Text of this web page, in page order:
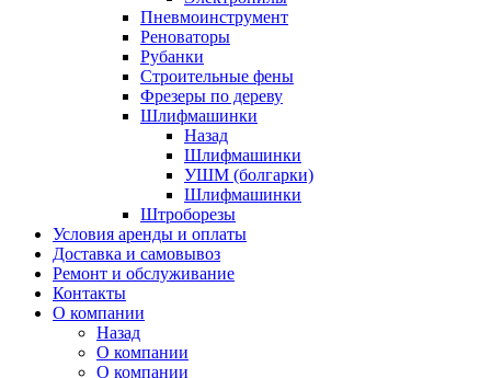
Пневмоинструмент
Реноваторы
Рубанки
Строительные фены
Фрезеры по дереву
Шлифмашинки
Назад
Шлифмашинки
УШМ (болгарки)
Шлифмашинки
Штроборезы
Условия аренды и оплаты
Доставка и самовывоз
Ремонт и обслуживание
Контакты
О компании
Назад
О компании
О компании